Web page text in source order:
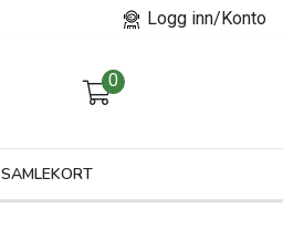
Logg inn/Konto
0
SAMLEKORT